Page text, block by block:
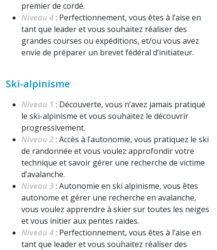
premier de cordé.
Niveau 4: Perfectionnement, vous êtes à l’aise en
tant que leader et vous souhaitez réaliser des
grandes courses ou expéditions, et/ou vous avez
envie de préparer un brevet fédéral d’initiateur.
Ski-alpinisme
Niveau 1 : Découverte, vous n’avez jamais pratiqué
le ski-alpinisme et vous souhaitez le découvrir
progressivement.
Niveau 2: Accès à l’autonomie, vous pratiquez le ski
de randonnée et vous voulez approfondir votre
technique et savoir gérer une recherche de victime
d’avalanche.
Niveau 3: Autonomie en ski alpinisme, vous êtes
autonome et gérer une recherche en avalanche,
vous voulez apprendre à skier sur toutes les neiges
et vous initier aux pentes raides.
Niveau 4: Perfectionnement, vous êtes à l’aise en
tant que leader et vous souhaitez réaliser des